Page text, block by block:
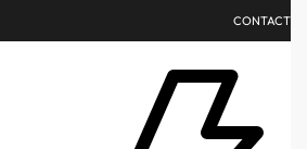
CONTACT